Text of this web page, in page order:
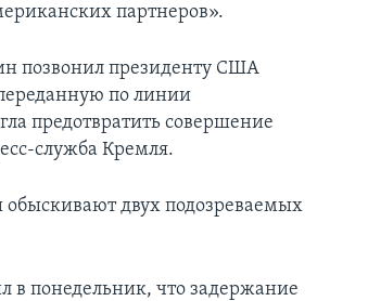
партнеров».
позвонил президенту США
по линии
предотвратить совершение
служба Кремля.
обыскивают двух подозреваемых
в понедельник, что задержание